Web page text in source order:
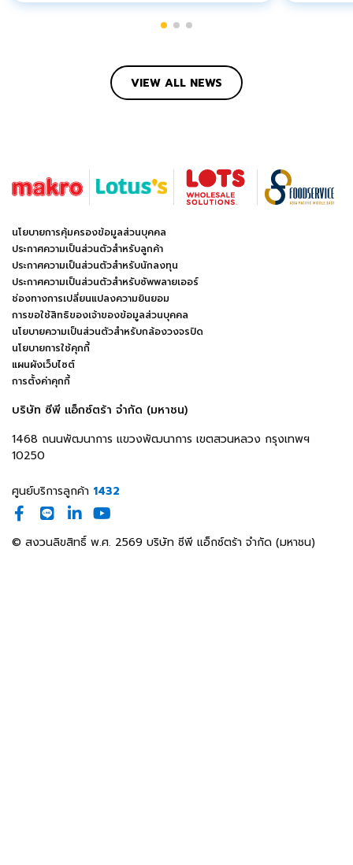
VIEW ALL NEWS
นโยบายการคุ้มครองข้อมูลส่วนบุคคล
ประกาศความเป็นส่วนตัวสำหรับลูกค้า
ประกาศความเป็นส่วนตัวสำหรับนักลงทุน
ประกาศความเป็นส่วนตัวสำหรับซัพพลายเออร์
ช่องทางการเปลี่ยนแปลงความยินยอม
การขอใช้สิทธิของเจ้าของข้อมูลส่วนบุคคล
นโยบายความเป็นส่วนตัวสำหรับกล้องวงจรปิด
นโยบายการใช้คุกกี้
แผนผังเว็บไซต์
การตั้งค่าคุกกี้
บริษัท ซีพี แอ็กซ์ตร้า จำกัด (มหาชน)
1468 ถนนพัฒนาการ แขวงพัฒนาการ เขตสวนหลวง กรุงเทพฯ
10250
ศูนย์บริการลูกค้า 1432
© สงวนลิขสิทธิ์ พ.ศ. 2569 บริษัท ซีพี แอ็กซ์ตร้า จำกัด (มหาชน)